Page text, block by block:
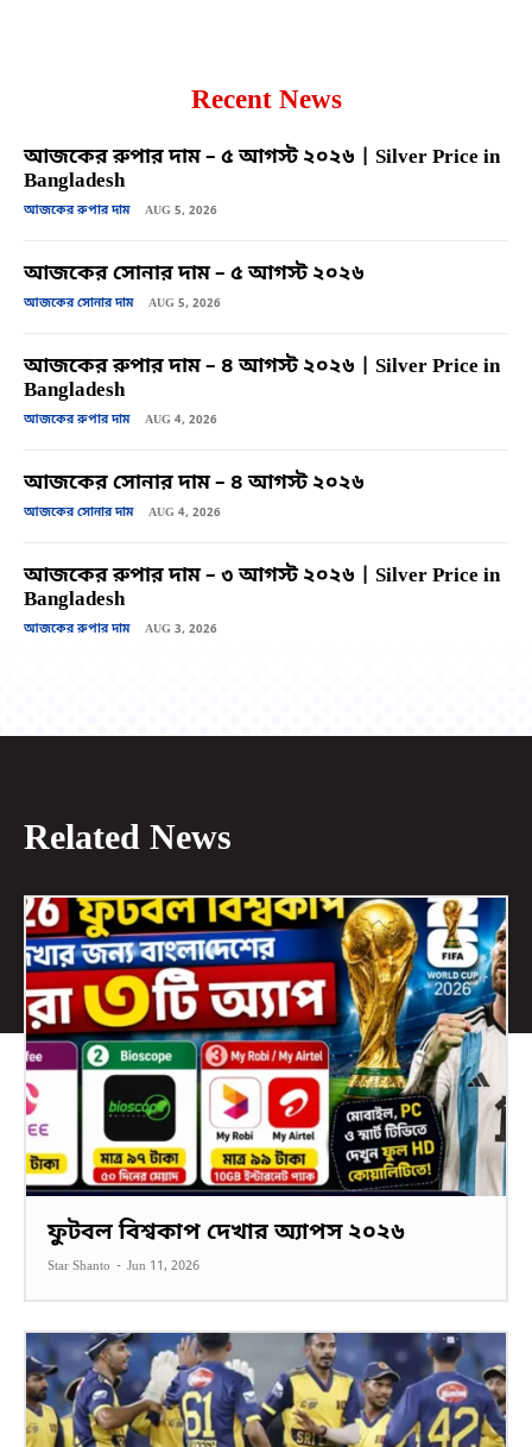
Recent News
আজকের রুপার দাম – ৫ আগস্ট ২০২৬ | Silver Price in
Bangladesh
আজকের রুপার দাম AUG 5, 2026
আজকের সোনার দাম – ৫ আগস্ট ২০২৬
আজকের সোনার দাম AUG 5, 2026
আজকের রুপার দাম – ৪ আগস্ট ২০২৬ | Silver Price in
Bangladesh
আজকের রুপার দাম AUG 4, 2026
আজকের সোনার দাম – ৪ আগস্ট ২০২৬
আজকের সোনার দাম AUG 4, 2026
আজকের রুপার দাম – ৩ আগস্ট ২০২৬ | Silver Price in
Bangladesh
আজকের রুপার দাম AUG 3, 2026
Related News
ফুটবল বিশ্বকাপ দেখার অ্যাপস ২০২৬
Star Shanto - Jun 11, 2026